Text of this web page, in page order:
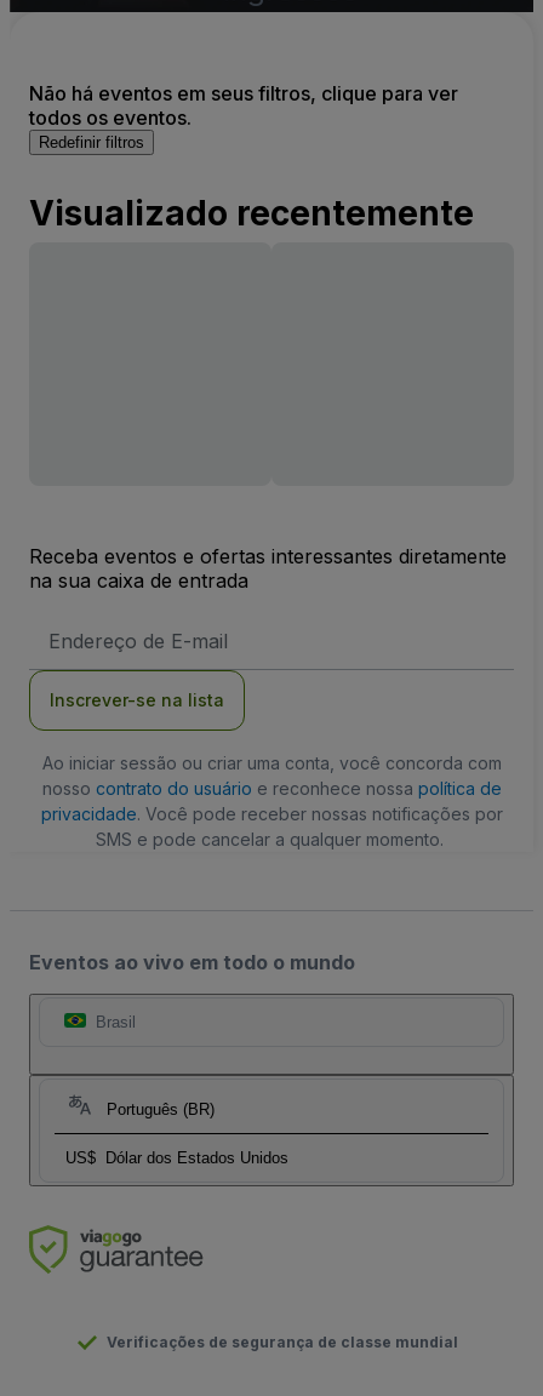
Não há eventos em seus filtros, clique para ver
todos os eventos.
Redefinir filtros
Visualizado recentemente
Receba eventos e ofertas interessantes diretamente
na sua caixa de entrada
de
Inscrever-se na lista
Ao iniciar sessão ou criar uma conta, você concorda com
nosso contrato do usuário e reconhece nossa política de
privacidade. Você pode receber nossas notificações por
SMS e pode cancelar a qualquer momento.
Eventos ao vivo em todo o mundo
Brasil
Português (BR)
US$ Dólar dos Estados Unidos
Verificações de segurança de classe mundial